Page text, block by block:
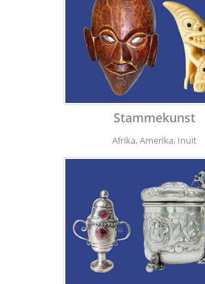
Stammekunst
Afrika, Amerika, Inuit